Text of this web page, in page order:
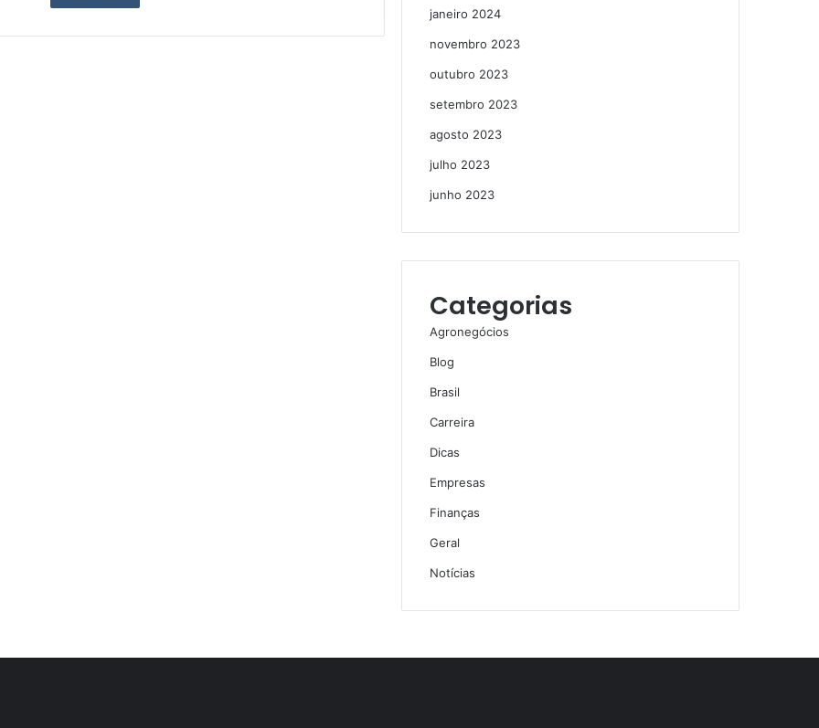
janeiro 2024
novembro 2023
outubro 2023
setembro 2023
agosto 2023
julho 2023
junho 2023
Categorias
Agronegócios
Blog
Brasil
Carreira
Dicas
Empresas
Finanças
Geral
Notícias